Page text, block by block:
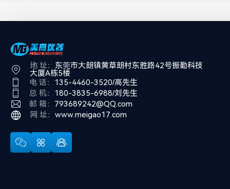
地 址： 东莞市大朗镇黄草朗村东胜路42号振勤科技
大厦A栋5楼
电 话： 135-4460-3520/高先生
总 机： 180-3835-6988/刘先生
邮 箱： 793689242@QQ.com
网 址： www.meigao17.com